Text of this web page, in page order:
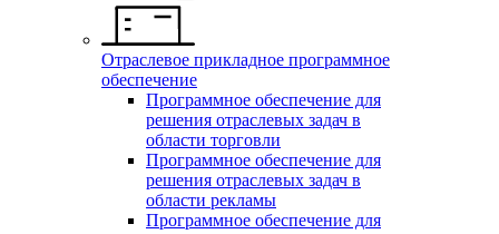
Отраслевое прикладное программное
обеспечение
Программное обеспечение для
решения отраслевых задач в
области торговли
Программное обеспечение для
решения отраслевых задач в
области рекламы
Программное обеспечение для